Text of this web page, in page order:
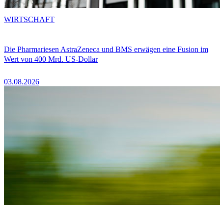
Die Pharmariesen AstraZeneca und BMS erwägen eine Fusion im
Wert von 400 Mrd. US-Dollar
03.08.2026
WIRTSCHAFT